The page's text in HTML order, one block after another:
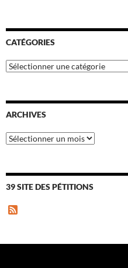
CATÉGORIES
Catégories
ARCHIVES
Archives
39 SITE DES PÉTITIONS